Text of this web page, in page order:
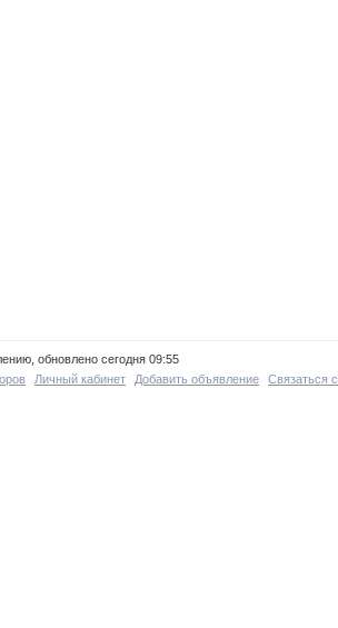
обновлено сегодня 09:55
Личный кабинет Добавить объявление Связаться